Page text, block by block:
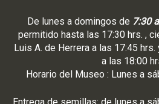
De lunes a domingos de 7:30
permitido hasta las 17:30 hrs. ,
Luis A. de Herrera a las 17:45
a las 18:00
Horario del Museo : Lunes a